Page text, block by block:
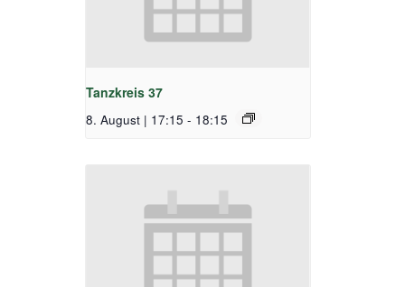
Tanzkreis 37
8. August | 17:15 - 18:15